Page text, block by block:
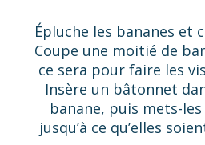
Épluche les bananes et
Coupe une moitié de
ce sera pour faire les
Insère un bâtonnet
banane, puis mets-
jusqu’à ce qu’elles